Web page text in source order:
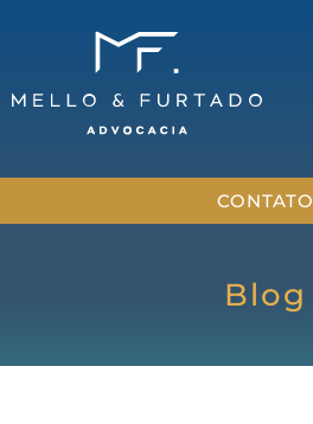
CONTATO
Blog